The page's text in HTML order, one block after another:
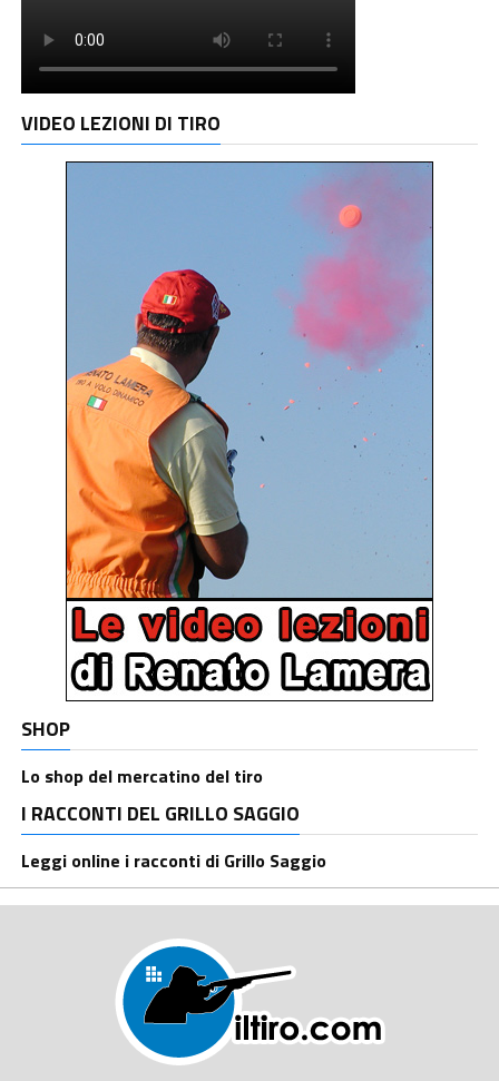
VIDEO LEZIONI DI TIRO
SHOP
Lo shop del mercatino del tiro
I RACCONTI DEL GRILLO SAGGIO
Leggi online i racconti di Grillo Saggio